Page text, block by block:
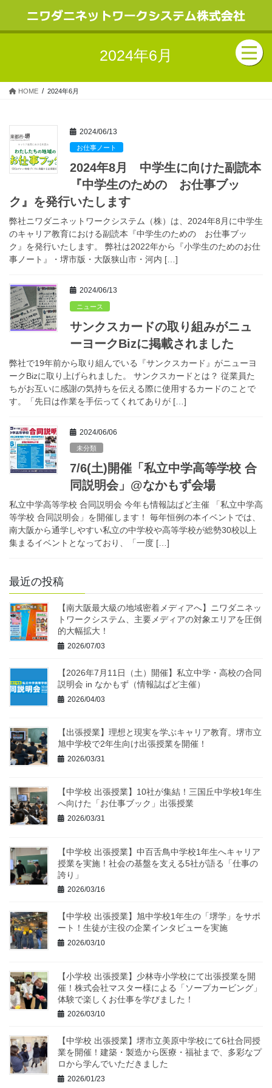
2024年6月
HOME 2024年6月
2024/06/13
お仕事ノート
2024年8月 中学生に向けた副読本
『中学生のための お仕事ブッ
ク』を発行いたします
弊社ニワダニネットワークシステム（株）は、2024年8月に中学生
のキャリア教育における副読本『中学生のための お仕事ブッ
ク』を発行いたします。 弊社は2022年から『小学生のためのお仕
事ノート』・堺市版・大阪狭山市・河内 […]
2024/06/13
ニュース
サンクスカードの取り組みがニュ
ーヨークBizに掲載されました
弊社で19年前から取り組んでいる『サンクスカード』がニューヨ
ークBizに取り上げられました。 サンクスカードとは？ 従業員た
ちがお互いに感謝の気持ちを伝える際に使用するカードのことで
す。「先日は作業を手伝ってくれてありが […]
2024/06/06
未分類
7/6(土)開催「私立中学高等学校 合
同説明会」@なかもず会場
私立中学高等学校 合同説明会 今年も情報誌ぱど主催 「私立中学高
等学校 合同説明会」を開催します！ 毎年恒例の本イベントでは、
南大阪から通学しやすい私立の中学校や高等学校が総勢30校以上
集まるイベントとなっており、「一度 […]
最近の投稿
【南大阪最大級の地域密着メディアへ】ニワダニネッ
トワークシステム、主要メディアの対象エリアを圧倒
的大幅拡大！
2026/07/03
【2026年7月11日（土）開催】私立中学・高校の合同
説明会 in なかもず（情報誌ぱど主催）
2026/04/03
【出張授業】理想と現実を学ぶキャリア教育。堺市立
旭中学校で2年生向け出張授業を開催！
2026/03/31
【中学校 出張授業】10社が集結！三国丘中学校1年生
へ向けた「お仕事ブック」出張授業
2026/03/31
【中学校 出張授業】中百舌鳥中学校1年生へキャリア
授業を実施！社会の基盤を支える5社が語る「仕事の
誇り」
2026/03/16
【中学校 出張授業】旭中学校1年生の「堺学」をサポ
ート！生徒が主役の企業インタビューを実施
2026/03/10
【小学校 出張授業】少林寺小学校にて出張授業を開
催！株式会社マスター様による「ソープカービング」
体験で楽しくお仕事を学びました！
2026/03/10
【中学校 出張授業】堺市立美原中学校にて6社合同授
業を開催！建築・製造から医療・福祉まで、多彩なプ
ロから学んでいただきました
2026/01/23